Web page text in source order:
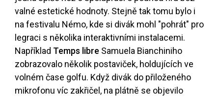
valné estetické hodnoty. Stejně tak tomu bylo i
na festivalu Némo, kde si divák mohl "pohrát" pro
legraci s několika interaktivními instalacemi.
Například Temps libre Samuela Bianchiniho
zobrazovalo několik postaviček, holdujících ve
volném čase golfu. Když divák do přiloženého
mikrofonu víc zakřičel, na plátně se objevilo